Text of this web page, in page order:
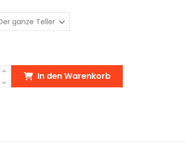
In den Warenkorb